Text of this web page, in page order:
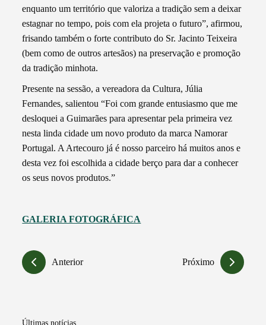
enquanto um território que valoriza a tradição sem a deixar
estagnar no tempo, pois com ela projeta o futuro”, afirmou,
frisando também o forte contributo do Sr. Jacinto Teixeira
(bem como de outros artesãos) na preservação e promoção
da tradição minhota.
Presente na sessão, a vereadora da Cultura, Júlia
Fernandes, salientou “Foi com grande entusiasmo que me
desloquei a Guimarães para apresentar pela primeira vez
nesta linda cidade um novo produto da marca Namorar
Portugal. A Artecouro já é nosso parceiro há muitos anos e
desta vez foi escolhida a cidade berço para dar a conhecer
os seus novos produtos.”
GALERIA FOTOGRÁFICA
Anterior Próximo
Últimas notícias